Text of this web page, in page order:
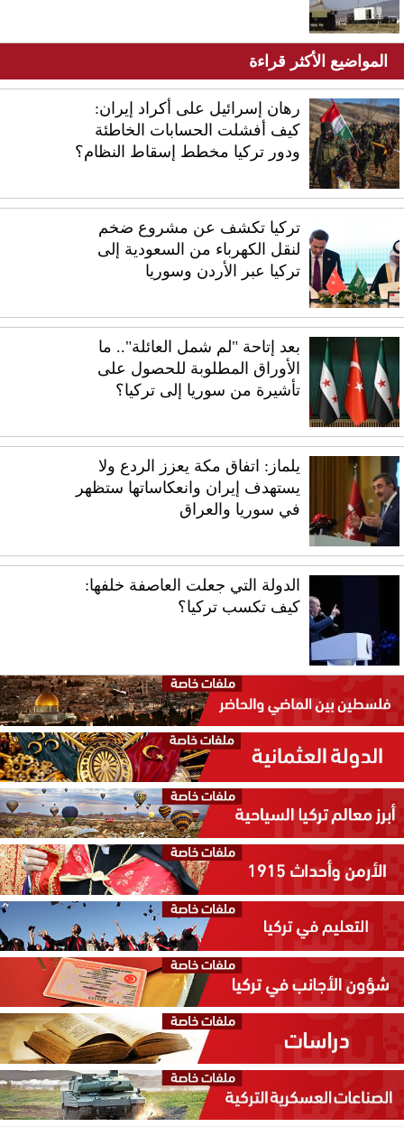
المواضيع الأكثر قراءة
رهان إسرائيل على أكراد إيران:
كيف أفشلت الحسابات الخاطئة
ودور تركيا مخطط إسقاط النظام؟
تركيا تكشف عن مشروع ضخم
لنقل الكهرباء من السعودية إلى
تركيا عبر الأردن وسوريا
بعد إتاحة "لم شمل العائلة".. ما
الأوراق المطلوبة للحصول على
تأشيرة من سوريا إلى تركيا؟
يلماز: اتفاق مكة يعزز الردع ولا
يستهدف إيران وانعكاساتها ستظهر
في سوريا والعراق
الدولة التي جعلت العاصفة خلفها:
كيف تكسب تركيا؟